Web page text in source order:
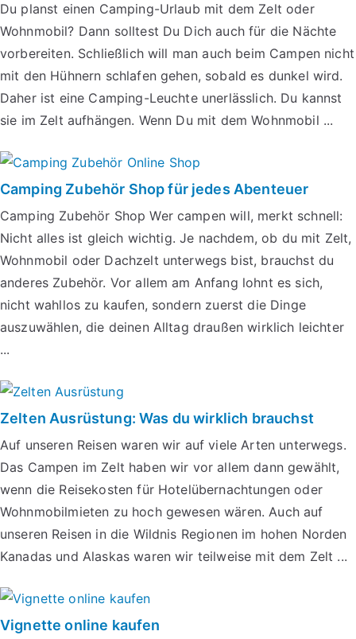
Du planst einen Camping-Urlaub mit dem Zelt oder
Wohnmobil? Dann solltest Du Dich auch für die Nächte
vorbereiten. Schließlich will man auch beim Campen nicht
mit den Hühnern schlafen gehen, sobald es dunkel wird.
Daher ist eine Camping-Leuchte unerlässlich. Du kannst
sie im Zelt aufhängen. Wenn Du mit dem Wohnmobil ...
Camping Zubehör Shop für jedes Abenteuer
Camping Zubehör Shop Wer campen will, merkt schnell:
Nicht alles ist gleich wichtig. Je nachdem, ob du mit Zelt,
Wohnmobil oder Dachzelt unterwegs bist, brauchst du
anderes Zubehör. Vor allem am Anfang lohnt es sich,
nicht wahllos zu kaufen, sondern zuerst die Dinge
auszuwählen, die deinen Alltag draußen wirklich leichter
...
Zelten Ausrüstung: Was du wirklich brauchst
Auf unseren Reisen waren wir auf viele Arten unterwegs.
Das Campen im Zelt haben wir vor allem dann gewählt,
wenn die Reisekosten für Hotelübernachtungen oder
Wohnmobilmieten zu hoch gewesen wären. Auch auf
unseren Reisen in die Wildnis Regionen im hohen Norden
Kanadas und Alaskas waren wir teilweise mit dem Zelt ...
Vignette online kaufen